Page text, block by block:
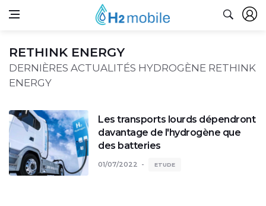
RETHINK ENERGY
DERNIÈRES ACTUALITÉS HYDROGÈNE RETHINK
ENERGY
Les transports lourds dépendront
davantage de l'hydrogène que
des batteries
01/07/2022 ETUDE